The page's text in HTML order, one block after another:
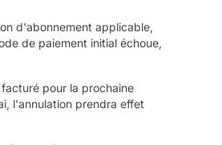
d'abonnement applicable,
de paiement initial échoue,
pour la prochaine
l'annulation prendra effet